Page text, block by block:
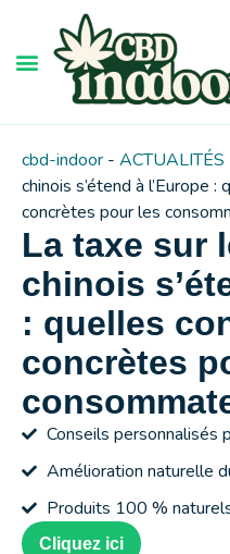
cbd-indoor - ACTUALITÉS
chinois s’étend à l’Europe
concrètes pour les
La taxe sur
chinois
: quelles
concrètes
Conseils personnalisés
Amélioration naturelle
Produits 100 %
Cliquez ici